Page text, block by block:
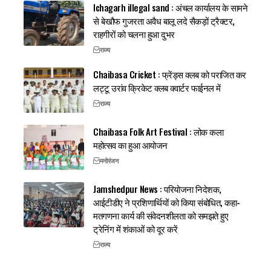
Ichagarh illegal sand : अंचल कार्यालय के सामने
से बेखौफ गुजरता अवैध बालू लदे सैकड़ों ट्रैक्टर,
राहगीरों को चलना हुआ दुभर
राज्य
Chaibasa Cricket : फ्रेंड्स क्लब को पराजित कर
लट्टू उरांव क्रिकेट क्लब क्वार्टर फाईनल में
राज्य
Chaibasa Folk Art Festival : लोक कला
महोत्सव का हुआ आयोजन
मनोरंजन
Jamshedpur News : परियोजना निदेशक,
आईटीडीए ने प्रशिणार्थियों को किया संबोधित, कहा-
मतगणना कार्य की संवेदनशीलता को समझते हुए
ट्रेनिंग में शंकाओं को दूर करें
राज्य